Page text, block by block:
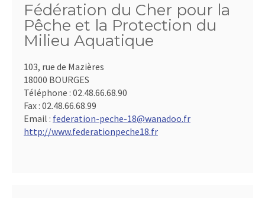
Fédération du Cher pour la
Pêche et la Protection du
Milieu Aquatique
103, rue de Mazières
18000 BOURGES
Téléphone : 02.48.66.68.90
Fax : 02.48.66.68.99
Email : federation-peche-18@wanadoo.fr
http://www.federationpeche18.fr